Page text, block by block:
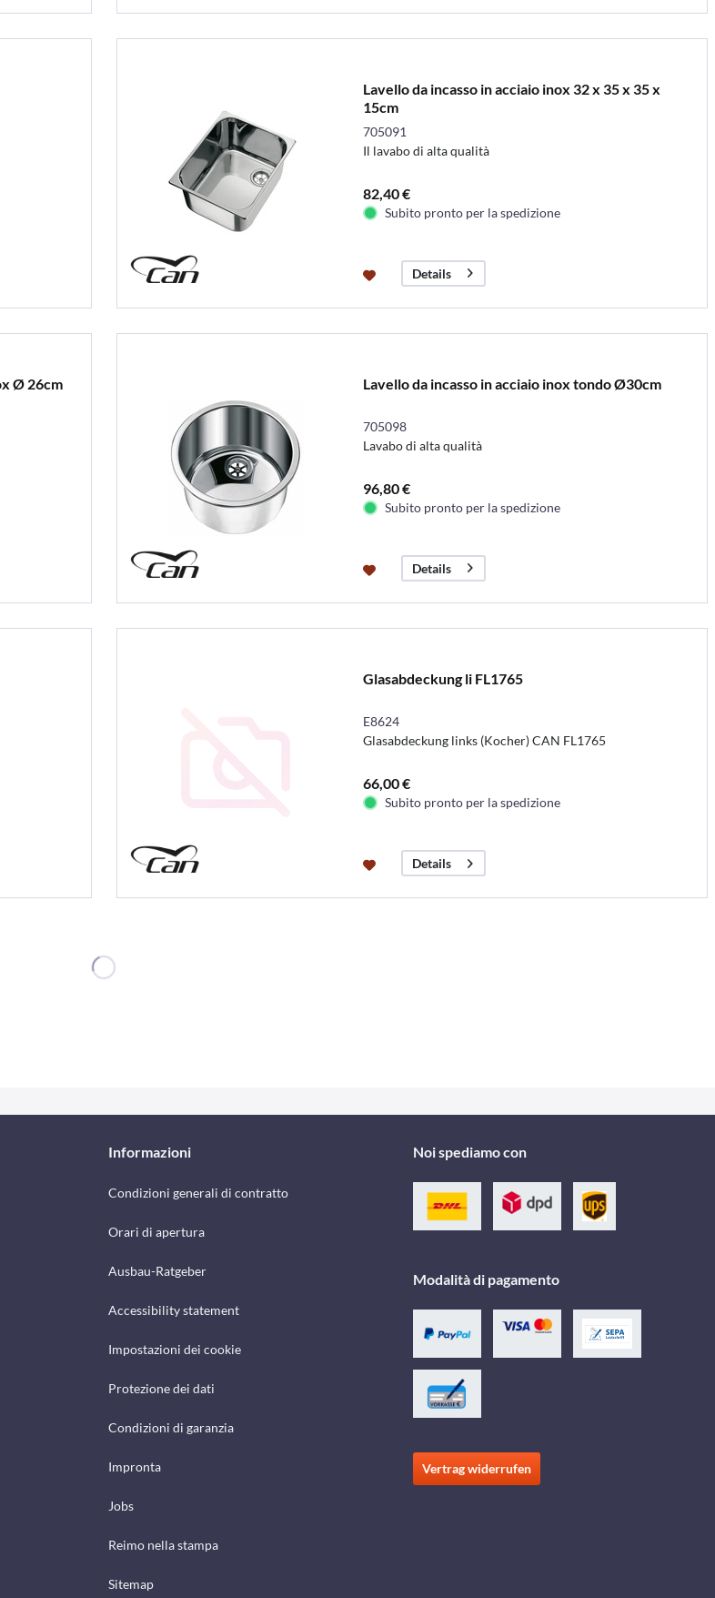
Lavello da incasso in acciaio inox 32 x 35 x 35 x
15cm
705091
Il lavabo di alta qualità
82,40 €
Subito pronto per la spedizione
Details
Ø 26cm Lavello da incasso in acciaio inox tondo Ø30cm
705098
Lavabo di alta qualità
96,80 €
Subito pronto per la spedizione
Details
Glasabdeckung li FL1765
E8624
Glasabdeckung links (Kocher) CAN FL1765
66,00 €
Subito pronto per la spedizione
Details
Informazioni
Condizioni generali di contratto
Orari di apertura
Ausbau-Ratgeber
Accessibility statement
Impostazioni dei cookie
Protezione dei dati
Condizioni di garanzia
Impronta
Jobs
Reimo nella stampa
Sitemap
Noi spediamo con
Modalità di pagamento
Vertrag widerrufen